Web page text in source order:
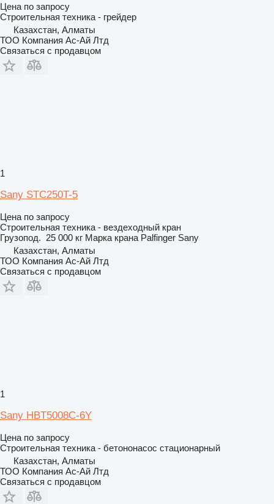
Цена по запросу
Строительная техника - грейдер
Казахстан, Алматы
ТОО Компания Ас-Ай Лтд
Связаться с продавцом
1
Sany STC250T-5
Цена по запросу
Строительная техника - вездеходный кран
Грузопод. 25 000 кг Марка крана Palfinger Sany
Казахстан, Алматы
ТОО Компания Ас-Ай Лтд
Связаться с продавцом
1
Sany HBT5008C-6Y
Цена по запросу
Строительная техника - бетононасос стационарный
Казахстан, Алматы
ТОО Компания Ас-Ай Лтд
Связаться с продавцом